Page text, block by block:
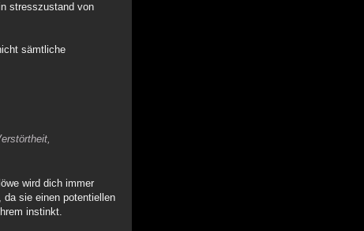
stresszustand von
sämtliche
wird dich immer
sie einen potentiellen
instinkt.